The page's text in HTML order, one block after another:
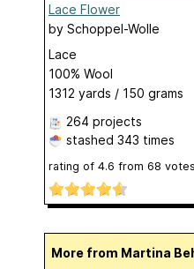
Lace Flower
by Schoppel-Wolle
Lace
100% Wool
1312 yards / 150 grams
264 projects
stashed 343 times
rating of 4.6 from 68 votes
More from Martina